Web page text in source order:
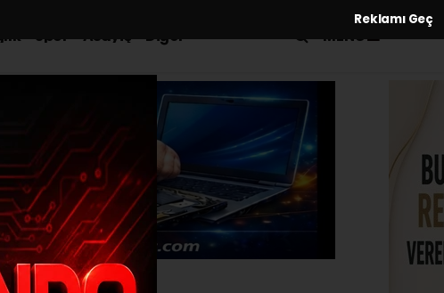
Reklamı Geç
Spor Asayiş Diğer MENÜ